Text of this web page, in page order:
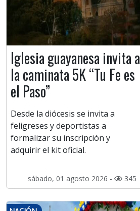
Iglesia guayanesa invita a
la caminata 5K “Tu Fe es
el Paso”
Desde la diócesis se invita a
feligreses y deportistas a
formalizar su inscripción y
adquirir el kit oficial.
sábado, 01 agosto 2026 - 345